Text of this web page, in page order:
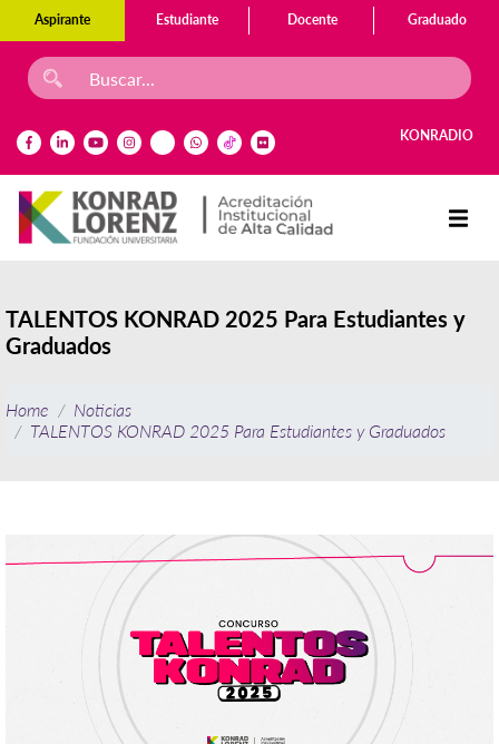
Aspirante Estudiante Docente Graduado
KONRADIO
TALENTOS KONRAD 2025 Para Estudiantes y
Graduados
Home
Noticias
TALENTOS KONRAD 2025 Para Estudiantes y Graduados